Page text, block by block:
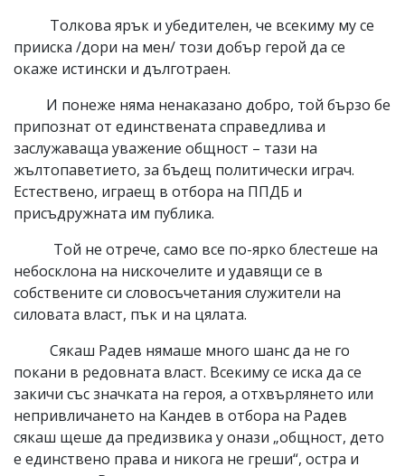
Толкова ярък и убедителен, че всекиму му се
прииска /дори на мен/ този добър герой да се
окаже истински и дълготраен.
И понеже няма ненаказано добро, той бързо бе
припознат от единствената справедлива и
заслужаваща уважение общност – тази на
жълтопаветието, за бъдещ политически играч.
Естествено, играещ в отбора на ППДБ и
присъдружната им публика.
Той не отрече, само все по-ярко блестеше на
небосклона на нискочелите и удавящи се в
собствените си словосъчетания служители на
силовата власт, пък и на цялата.
Сякаш Радев нямаше много шанс да не го
покани в редовната власт. Всекиму се иска да се
закичи със значката на героя, а отхвърлянето или
непривличането на Кандев в отбора на Радев
сякаш щеше да предизвика у онази „общност, дето
е единствено права и никога не греши“, остра и